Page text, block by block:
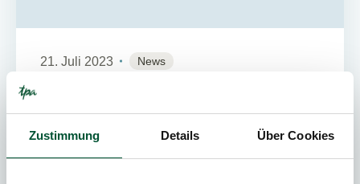
Zustimmung Details Über Cookies
21. Juli 2023 News
tax-checker.com: Navigieren Sie mit